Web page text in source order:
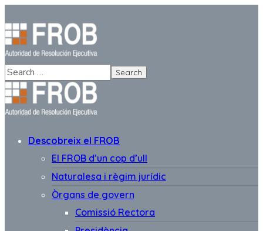
Descobreix el FROB
El FROB d’un cop d’ull
Naturalesa i règim jurídic
Òrgans de govern
Comissió Rectora